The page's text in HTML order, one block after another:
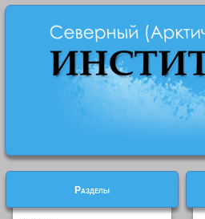
Разделы